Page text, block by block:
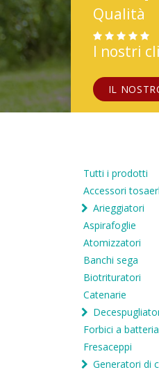
Qualità
I nostri
IL
Tutti i prodotti
Accessori
Arieggiatori
Aspirafoglie
Atomizzatori
Banchi sega
Biotrituratori
Catenarie
Forbici a batteria
Fresaceppi
Generatori di